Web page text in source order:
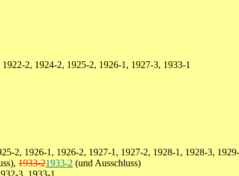
2, 1924-2, 1925-2, 1926-1, 1927-3, 1933-1
2, 1926-1, 1926-2, 1927-1, 1927-2, 1928-1, 1928-3,
1933-21933-2 (und Ausschluss)
3, 1933-1